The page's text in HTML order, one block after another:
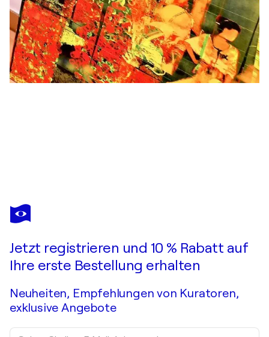
ROXANE STROOBANT
Androgyne
Jetzt registrieren und 10 % Rabatt auf
Ihre erste Bestellung erhalten
Neuheiten, Empfehlungen von Kuratoren,
exklusive Angebote